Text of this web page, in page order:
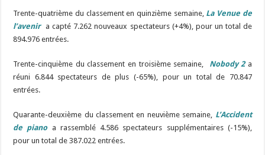
Trente-quatrième du classement en quinzième semaine, La Venue de
l’avenira capté 7.262 nouveaux spectateurs (+4%), pour un total de
894.976 entrées.
Trente-cinquième du classement en troisième semaine, Nobody 2a
réuni 6.844 spectateurs de plus (-65%), pour un total de 70.847
entrées.
Quarante-deuxième du classement en neuvième semaine, L’Accident
de pianoa rassemblé 4.586 spectateurs supplémentaires (-15%),
pour un total de 387.022 entrées.